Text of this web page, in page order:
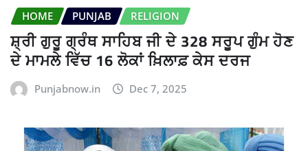
HOME PUNJAB RELIGION
ਸ਼੍ਰੀ ਗੁਰੂ ਗ੍ਰੰਥ ਸਾਹਿਬ ਜੀ ਦੇ 328 ਸਰੂਪ ਗੁੰਮ ਹੋਣ
ਦੇ ਮਾਮਲੇ ਵਿੱਚ 16 ਲੋਕਾਂ ਖ਼ਿਲਾਫ਼ ਕੇਸ ਦਰਜ
Punjabnow.in Dec 7, 2025